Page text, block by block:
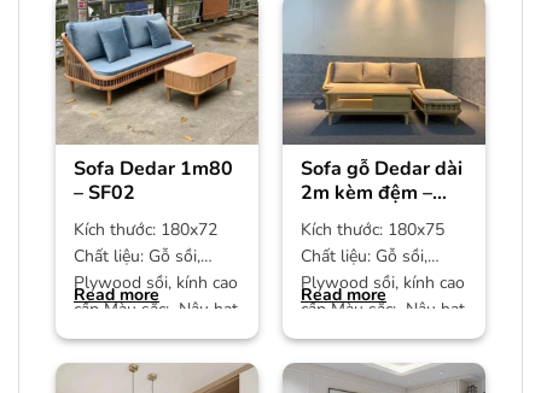
Sofa Dedar 1m80
– SF02
Kích thước: 180x72
Chất liệu: Gỗ sồi,
Plywood sồi, kính cao
cấp Màu sắc: Nâu hạt
dẻ Bảo hành: 12
Read more
Sofa gỗ Dedar dài
2m kèm đệm –
SF01
Kích thước: 180x75
Chất liệu: Gỗ sồi,
Plywood sồi, kính cao
cấp Màu sắc: Nâu hạt
dẻ Bảo hành: 12
Read more